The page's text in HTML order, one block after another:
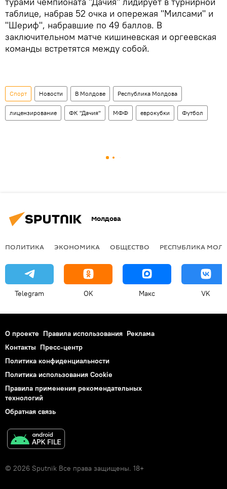
таблице, набрав 52 очка и опережая "Милсами" и
"Шериф", набравшие по 49 баллов. В
заключительном матче кишиневская и оргеевская
команды встретятся между собой.
Спорт Новости В Молдове Республика Молдова
лицензирование ФК "Дачия" МФФ еврокубки Футбол
Молдова
ПОЛИТИКА ЭКОНОМИКА ОБЩЕСТВО РЕСПУБЛИКА
Telegram OK Макс VK
О проекте Правила использования Реклама
Контакты Пресс-центр
Политика конфиденциальности
Политика использования Cookie
Правила применения рекомендательных
технологий
Обратная связь
© 2026 Sputnik Все права защищены. 18+